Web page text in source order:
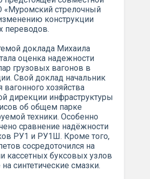
«Муромский стрелочный
конструкции
переводов.
доклада Михаила
оценка надежности
грузовых вагонов в
Свой доклад начальник
вагонного хозяйства
дирекции инфраструктуры
об общем парке
техники. Особенно
сравнение надёжности
РУ1 и РУ1Ш. Кроме того,
сосредоточился на
кассетных буксовых узлов
синтетические смазки.